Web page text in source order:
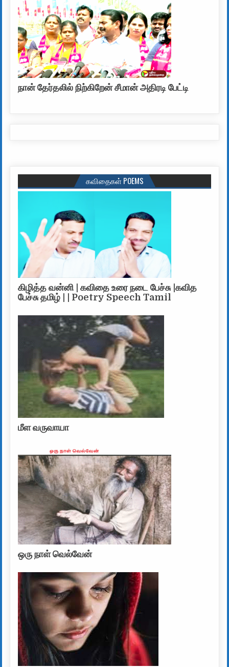
நான் தேர்தலில் நிற்கிறேன் சீமான் அதிரடி பேட்டி
கவிதைகள் POEMS
கிழித்த வன்னி | கவிதை உரை நடை பேச்சு |கவித
பேச்சு தமிழ் | | Poetry Speech Tamil
மீள வருவாயா
ஒரு நாள் வெல்வேன்